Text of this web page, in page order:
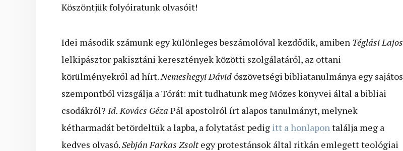
Köszöntjük folyóiratunk olvasóit!
Idei második számunk egy különleges beszámolóval kezdődik, amiben Téglási Lajos
lelkipásztor pakisztáni keresztények közötti szolgálatáról, az ottani
körülményekről ad hírt. Nemeshegyi Dávid ószövetségi bibliatanulmánya egy sajátos
szempontból vizsgálja a Tórát: mit tudhatunk meg Mózes könyvei által a bibliai
csodákról? Id. Kovács Géza Pál apostolról írt alapos tanulmányt, melynek
kétharmadát betördeltük a lapba, a folytatást pedig itt a honlapon találja meg a
kedves olvasó.Sebján Farkas Zsoltegy protestánsok által ritkán emlegett teológiai